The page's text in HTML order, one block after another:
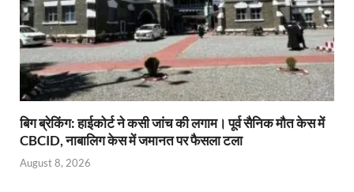
बिग ब्रेकिंग: हाईकोर्ट ने कसी जांच की लगाम। पूर्व सैनिक मौत केस में
CBCID, नाबालिग केस में जमानत पर फैसला टला
August 8, 2026